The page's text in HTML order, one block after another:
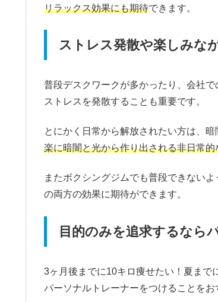
リラックス効果にも期待できます。
ストレス発散や楽しみな
普段デスクワークが多かったり、会社
ストレスを発散することも重要です。
とにかく日常から解放されたい方は、
楽に暗闇と光から作り出される非日常
またボクシングジムでも普段できない
の両方の効果に期待ができます。
目的のみを追求するなら
3ヶ月後までに10キロ痩せたい！夏まで
パーソナルトレーナーをつけることをお